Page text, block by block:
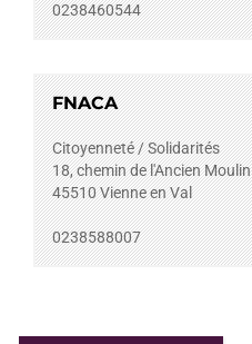
0238460544
FNACA
Citoyenneté / Solidarités
18, chemin de l'Ancien Moulin
45510Vienne en Val
0238588007